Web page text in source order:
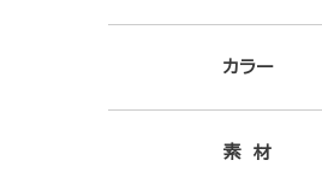
カラー
素 材